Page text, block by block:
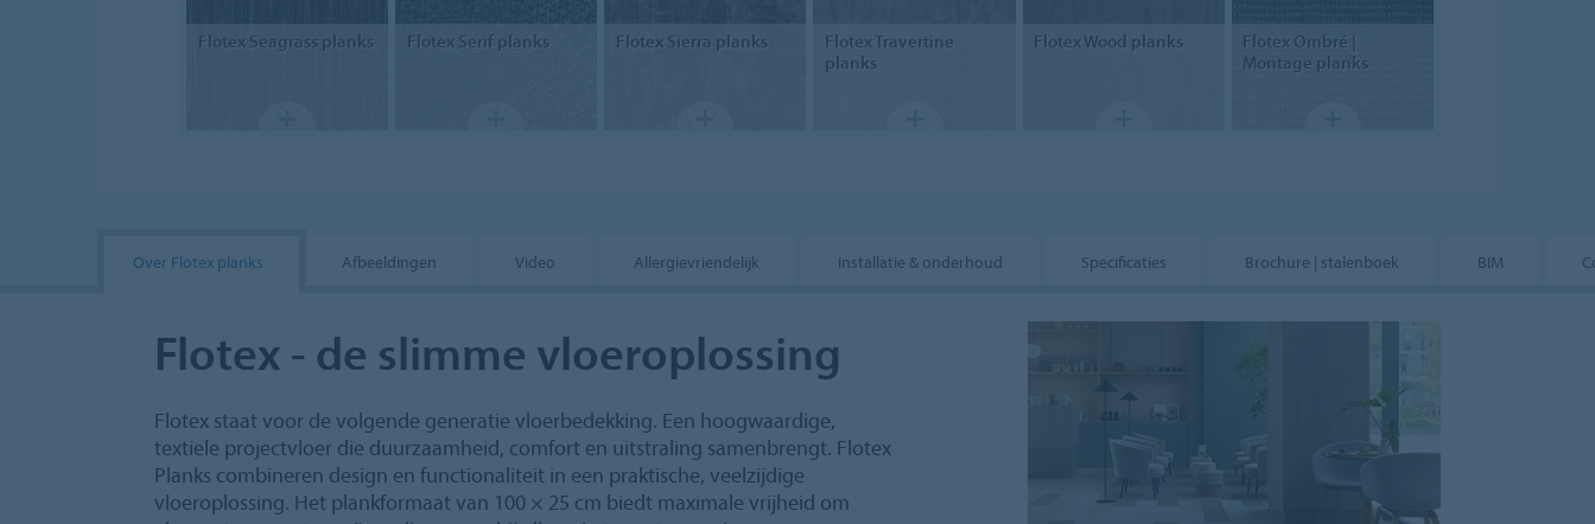
FlotexSeagrass planks FlotexSerif planks FlotexSierra planks FlotexTravertine
planks
FlotexWood planks Flotex Ombré |
Montage planks
Over Flotex planks Afbeeldingen Video Allergievriendelijk Installatie & onderhoud Specificaties Brochure | stalenboek BIM
Flotex - de slimme vloeroplossing
Flotex staat voor de volgende generatie vloerbedekking. Een hoogwaardige,
textiele projectvloer die duurzaamheid, comfort en uitstraling samenbrengt. Flotex
Planks combineren design en functionaliteit in een praktische, veelzijdige
vloeroplossing. Het plankformaat van 100 × 25 cm biedt maximale vrijheid om